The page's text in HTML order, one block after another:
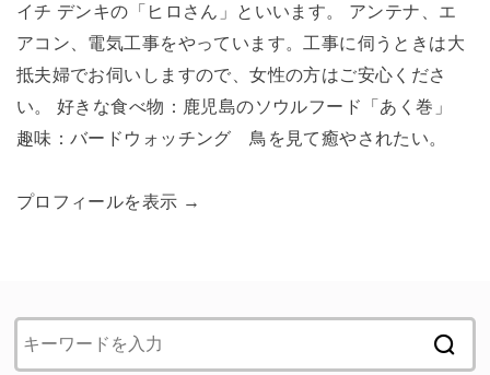
イチ デンキの「ヒロさん」といいます。 アンテナ、エ
アコン、電気工事をやっています。工事に伺うときは大
抵夫婦でお伺いしますので、女性の方はご安心くださ
い。 好きな食べ物：鹿児島のソウルフード「あく巻」
趣味：バードウォッチング 鳥を見て癒やされたい。
プロフィールを表示 →